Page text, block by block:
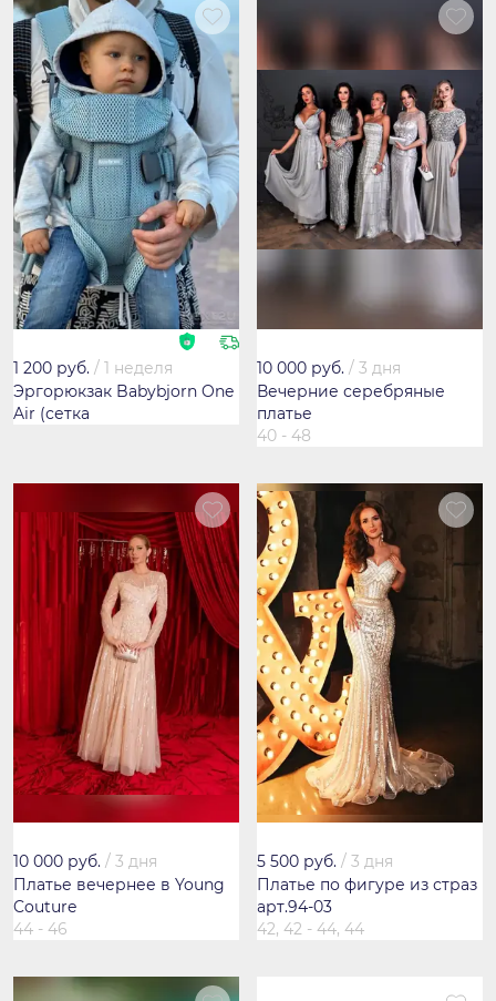
1 200 руб. / 1 неделя
Эргорюкзак Babybjorn One
Air (сетка
10 000 руб. / 3 дня
Вечерние серебряные
платье
40 - 48
10 000 руб. / 3 дня
Платье вечернее в Young
Couture
44 - 46
5 500 руб. / 3 дня
Платье по фигуре из страз
арт.94-03
42, 42 - 44, 44